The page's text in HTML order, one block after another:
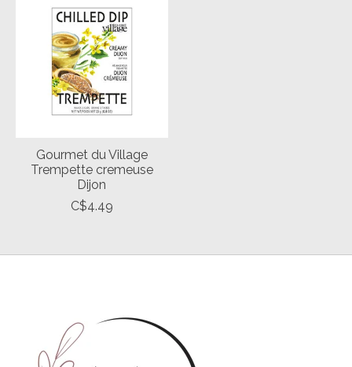
Gourmet du Village
Trempette cremeuse
Dijon
C$4.49